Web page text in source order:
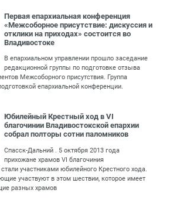
Первая епархиальная конференция
«Межсоборное присутствие: дискуссия и
отклики на приходах» состоится во
Владивостоке
В епархиальном управлении прошло заседание
редакционной группы по подготовке отзыва
Межсоборного присутствия. Группа
епархиальной конференции.
Юбилейный Крестный ход в VI
благочинии Владивостокской епархии
собрал полторы сотни паломников
Спасск-Дальний . 5 октября 2013 года
прихожане храмов VI благочиния
участниками юбилейного Крестного хода.
участвуют в этом шествии, которое имеет
разных храмов